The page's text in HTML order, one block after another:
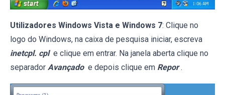
Utilizadores Windows Vista e Windows 7: Clique no
logo do Windows, na caixa de pesquisa iniciar, escreva
inetcpl. cpl e clique em entrar. Na janela aberta clique no
separador Avançado e depois clique em Repor .